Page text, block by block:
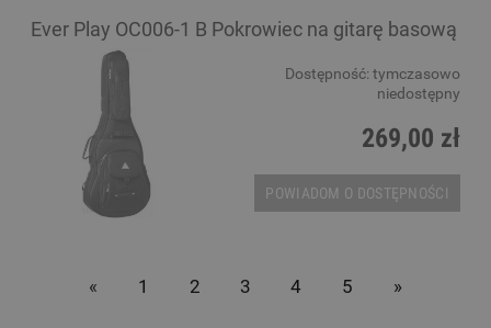
Ever Play OC006-1 B Pokrowiec na gitarę basową
Dostępność: tymczasowo
niedostępny
269,00 zł
POWIADOM O DOSTĘPNOŚCI
« 1 2 3 4 5 »